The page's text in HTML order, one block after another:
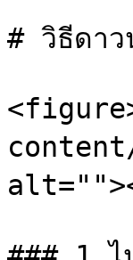
# วิธีดาว